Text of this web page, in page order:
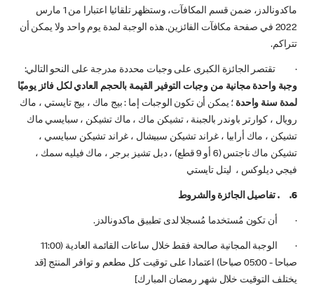
ماكدونالدز، ضمن قسم المكافآت، وستظهر تلقائيا اعتبارا من 1 مارس
2022 في صفحة مكافآت الفائزين. هذه الوجبة لمدة يوم واحد ولا يمكن أن
تتراكم.
· تقتصر الجائزة الكبرى على وجبات محددة مدرجة على النحو التالي:
وجبة واحدة مجانية من وجبات التوفير القيمة بالحجم العادي لكل فائز يوميًا
لمدة سنة واحدة ؛ يمكن أن تكون الوجبات إما : بيج ماك ، بيج تايستي ، ماك
رويال ، كوارتر باوندر بالجبنة ، تشيكن ماك ، ماك تشيكن ، سبايسي ماك
تشيكن ، ماك أرابيا ، غراند تشيكن سبيشال ، غراند تشيكن سبايسي ،
تشيكن ماك ناجتس (6 أو 9 قطع) ، دبل تشيز برجر ، ماك فيليه سمك ،
فيجي ديلوكس ، ليتل تايستي
6. . تفاصيل الجائزة والشروط
· أن تكون مُستخدما مُسجلا لدى تطبيق ماكدونالدز.
· الوجبة المجانية صالحة فقط خلال ساعات القائمة العادية (11:00
صباحا - 05:00 صباحا) اعتمادا على توقيت كل مطعم و توافر المنتج [قد
يختلف التوقيت خلال شهر رمضان المبارك]